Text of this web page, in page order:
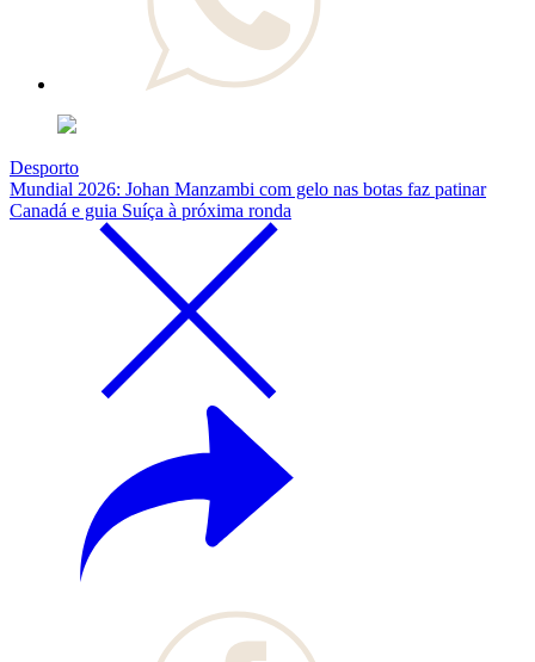
Desporto
Mundial 2026: Johan Manzambi com gelo nas botas faz patinar
Canadá e guia Suíça à próxima ronda